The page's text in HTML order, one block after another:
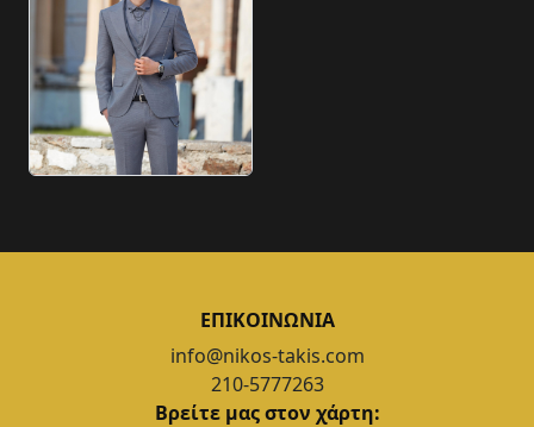
ΕΠΙΚΟΙΝΩΝΙΑ
info@nikos-takis.com
210-5777263
Βρείτε μας στον χάρτη: